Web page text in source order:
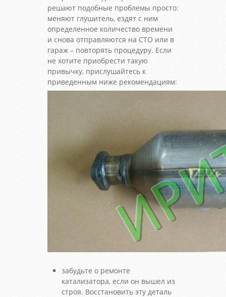
решают подобные проблемы просто:
меняют глушитель, ездят с ним
определенное количество времени
и снова отправляются на СТО или в
гараж – повторять процедуру. Если
не хотите приобрести такую
привычку, прислушайтесь к
приведенным ниже рекомендациям:
забудьте о ремонте
катализатора, если он вышел из
строя. Восстановить эту деталь